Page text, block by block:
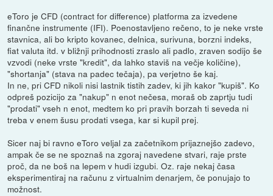
eToro je CFD (contract for difference) platforma za izvedene
finančne instrumente (IFI). Poenostavljeno rečeno, to je neke vrste
stavnica, ali bo kripto kovanec, delnica, surivuna, borzni indeks,
fiat valuta itd. v bližnji prihodnosti zraslo ali padlo, zraven sodijo še
vzvodi (neke vrste "kredit", da lahko staviš na večje količine),
"shortanja" (stava na padec tečaja), pa verjetno še kaj.
In ne, pri CFD nikoli nisi lastnik tistih zadev, ki jih kakor "kupiš". Ko
odpreš pozicijo za "nakup" n enot nečesa, moraš ob zaprtju tudi
"prodati" vseh n enot, medtem ko pri pravih borzah ti seveda ni
treba v enem šusu prodati vsega, kar si kupil prej.
Sicer naj bi ravno eToro veljal za začetnikom prijaznejšo zadevo,
ampak če se ne spoznaš na zgoraj navedene stvari, raje prste
proč, da ne boš na lepem v hudi izgubi. Oz. raje nekaj časa
eksperimentiraj na računu z virtualnim denarjem, če ponujajo to
možnost.